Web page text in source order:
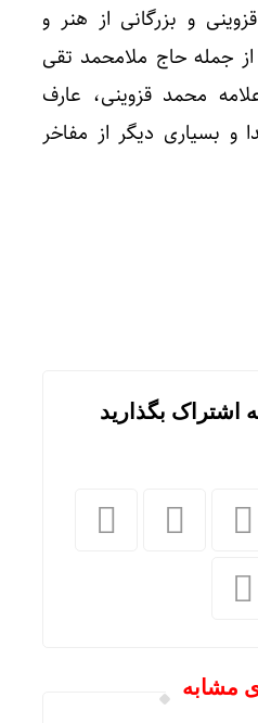
و بزرگانی از هنر و
از جمله حاج ملامحمد تقی
محمد قزوینی، عارف
و بسیاری دیگر از مفاخر
اشتراک بگذارید
مشابه